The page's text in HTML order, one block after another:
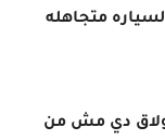
متجاهله
دي مش من